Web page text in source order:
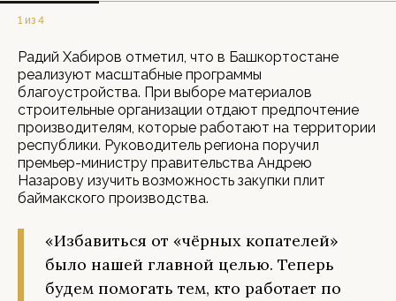
1 из 4
Радий Хабиров отметил, что в Башкортостане
реализуют масштабные программы
благоустройства. При выборе материалов
строительные организации отдают предпочтение
производителям, которые работают на территории
республики. Руководитель региона поручил
премьер-министру правительства Андрею
Назарову изучить возможность закупки плит
баймакского производства.
«Избавиться от «чёрных копателей»
было нашей главной целью. Теперь
будем помогать тем, кто работает по